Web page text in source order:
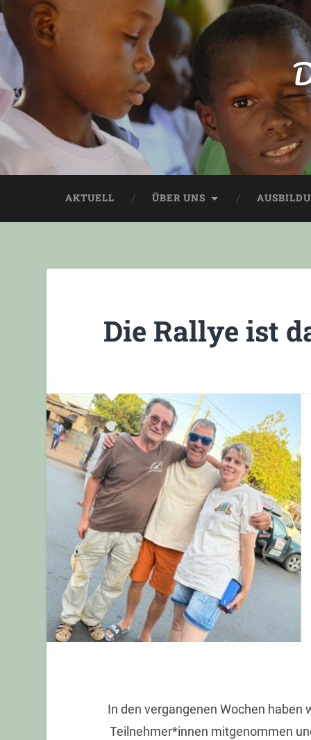
AKTUELL ÜBER UNS
Die Rallye ist
In den vergangenen Wochen haben
Teilnehmer*innen mitgenommen